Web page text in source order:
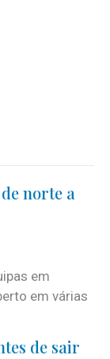
norte a
em
em várias
de sair